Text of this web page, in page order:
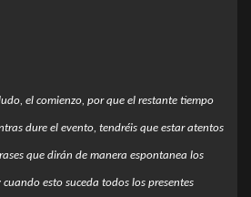
el comienzo, por que el restante tiempo
dure el evento, tendréis que estar atentos
que dirán de manera espontanea los
esto suceda todos los presentes